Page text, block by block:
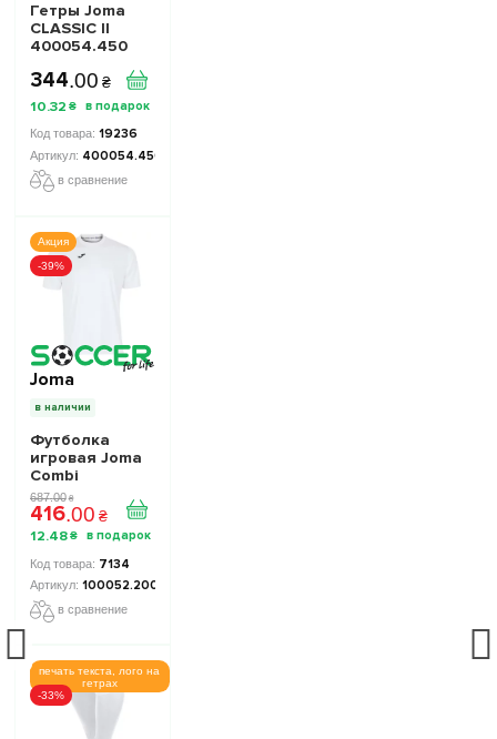
Гетры Joma
CLASSIC II
400054.450
344.00 ₴
10.32 ₴
19236
400054.450
в сравнение
Акция
-39%
Joma
в наличии
Футболка
игровая Joma
Combi
100052.200
белая
687.00 ₴
416.00 ₴
12.48 ₴
7134
100052.200
в сравнение
печать текста, лого на
гетрах
-33%